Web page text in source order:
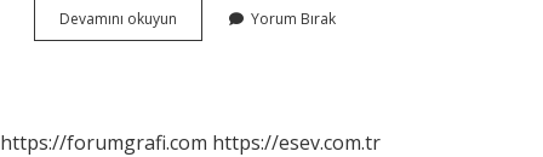
Devamını okuyun Muhammed
Ali
Yorum Bırak
https://forumgrafi.com https://esev.com.tr